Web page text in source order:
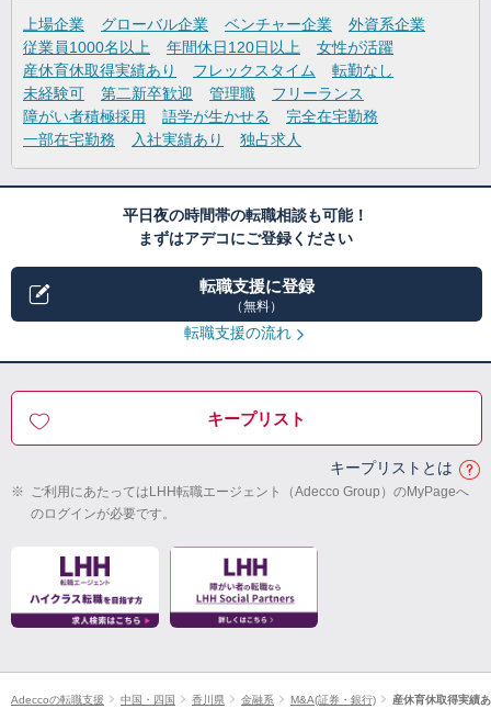
上場企業 グローバル企業 ベンチャー企業
外資系企業
従業員1000名以上
年間休日120日以上
女性が活躍
産休育休取得実績あり
フレックスタイム
転勤なし
未経験可
第二新卒歓迎 管理職
フリーランス
障がい者積極採用
語学が生かせる
完全在宅勤務
一部在宅勤務
入社実績あり 独占求人
平日夜の時間帯の転職相談も可能！
まずはアデコにご登録ください
転職支援に登録
（無料）
転職支援の流れ
キープリスト
キープリストとは
※ ご利用にあたってはLHH転職エージェント（Adecco Group）のMyPageへ
のログインが必要です。
Adeccoの転職支援 中国・四国 香川県 金融系 M&A(証券・銀行) 産休育休取得実績